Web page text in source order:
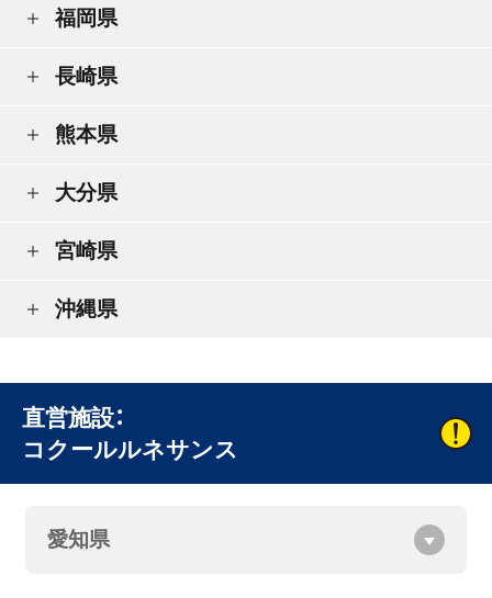
福岡県
長崎県
熊本県
大分県
宮崎県
沖縄県
直営施設：
コクールルネサンス
愛知県